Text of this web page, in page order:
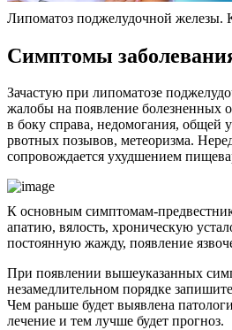
Липоматоз поджелудочной железы.
Симптомы
Зачастую при липоматозе
жалобы на появление болезненных
в боку справа, недомогания, общей
рвотных позывов, метеоризма.
сопровождается ухудшением
К основным симптомам-
апатию, вялость, хроническую
постоянную жажду, появление
При появлении вышеуказанных
незамедлительном порядке
Чем раньше будет выявлена
лечение и тем лучше будет прогноз.